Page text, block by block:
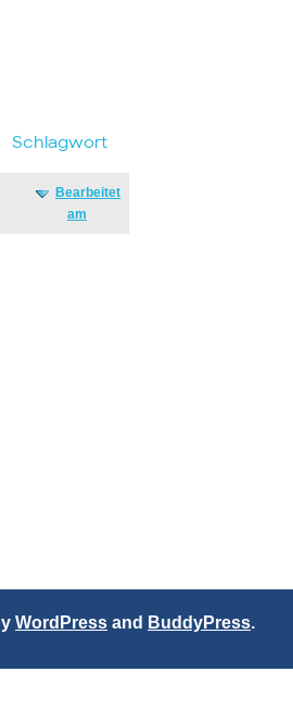
Schlagwort
Bearbeitet
am
WordPress and BuddyPress.